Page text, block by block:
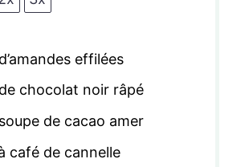
d’amandes effilées
de chocolat noir râpé
de cacao amer
café de cannelle